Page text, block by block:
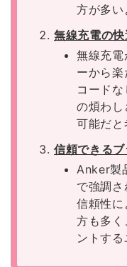
方が多い
無線充電の快
無線充
ーから
コード
の煩わ
可能だと
信頼できるブ
Anker製
で強調
信頼性に
方も多く
ントする